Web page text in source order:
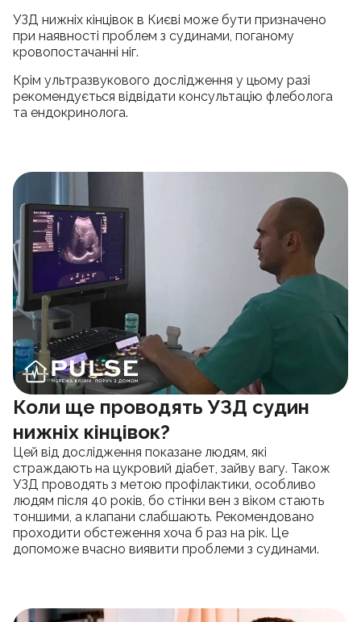
УЗД нижніх кінцівок в Києві може бути призначено
при наявності проблем з судинами, поганому
кровопостачанні ніг.
Крім ультразвукового дослідження у цьому разі
рекомендується відвідати консультацію флеболога
та ендокринолога.
Коли ще проводять УЗД судин
нижніх кінцівок?
Цей від дослідження показане людям, які
страждають на цукровий діабет, зайву вагу. Також
УЗД проводять з метою профілактики, особливо
людям після 40 років, бо стінки вен з віком стають
тоншими, а клапани слабшають. Рекомендовано
проходити обстеження хоча б раз на рік. Це
допоможе вчасно виявити проблеми з судинами.